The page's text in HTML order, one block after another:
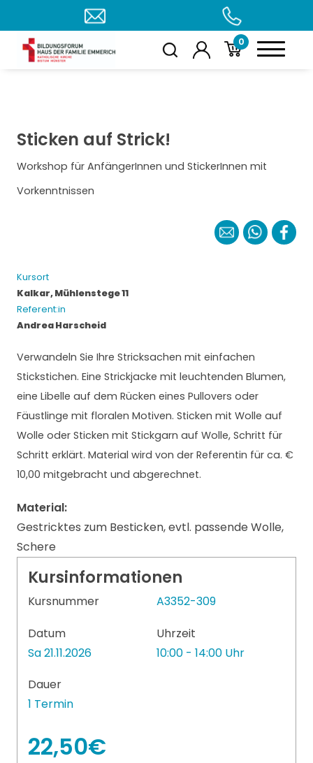
0
Sticken auf Strick!
Workshop für AnfängerInnen und StickerInnen mit
Vorkenntnissen
Referent:in
Andrea Harscheid
Kursort
Kalkar, Mühlenstege 11
Verwandeln Sie Ihre Stricksachen mit einfachen
Stickstichen. Eine Strickjacke mit leuchtenden Blumen,
eine Libelle auf dem Rücken eines Pullovers oder
Fäustlinge mit floralen Motiven. Sticken mit Wolle auf
Wolle oder Sticken mit Stickgarn auf Wolle, Schritt für
Schritt erklärt. Material wird von der Referentin für ca. €
10,00 mitgebracht und abgerechnet.
Material:
Gestricktes zum Besticken, evtl. passende Wolle,
Schere
Kursinformationen
Kursnummer
A3352-309
Datum
Sa 21.11.2026
Uhrzeit
10:00 - 14:00 Uhr
Dauer
1 Termin
22,50€